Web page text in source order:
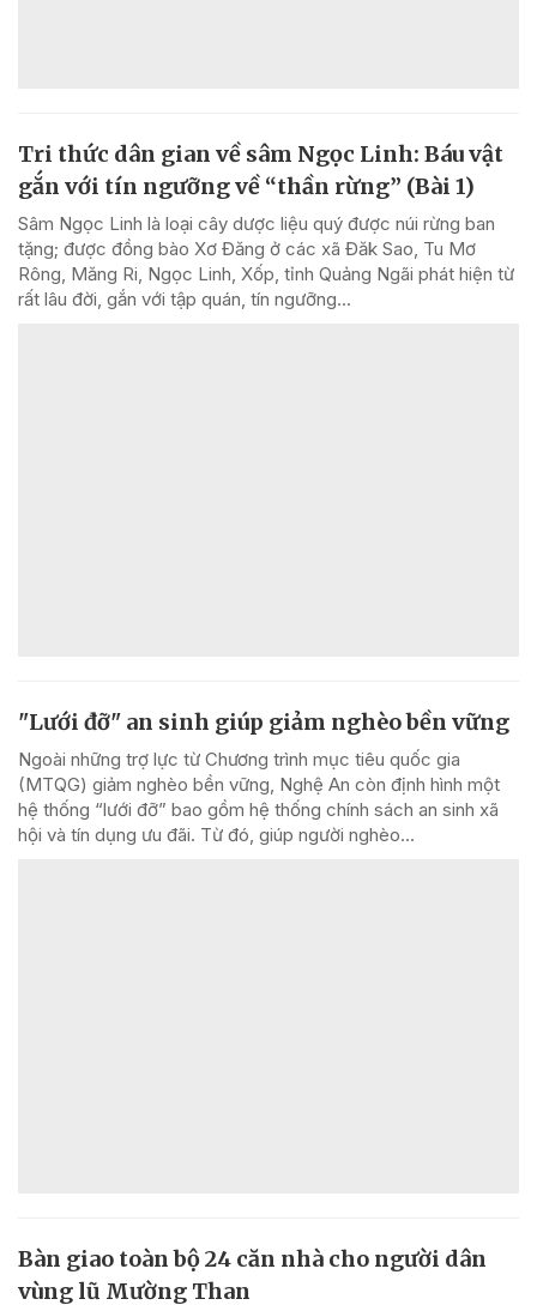
Tri thức dân gian về sâm Ngọc Linh: Báu vật
gắn với tín ngưỡng về “thần rừng” (Bài 1)
Sâm Ngọc Linh là loại cây dược liệu quý được núi rừng ban
tặng; được đồng bào Xơ Đăng ở các xã Đăk Sao, Tu Mơ
Rông, Măng Ri, Ngọc Linh, Xốp, tỉnh Quảng Ngãi phát hiện từ
rất lâu đời, gắn với tập quán, tín ngưỡng...
"Lưới đỡ" an sinh giúp giảm nghèo bền vững
Ngoài những trợ lực từ Chương trình mục tiêu quốc gia
(MTQG) giảm nghèo bền vững, Nghệ An còn định hình một
hệ thống “lưới đỡ” bao gồm hệ thống chính sách an sinh xã
hội và tín dụng ưu đãi. Từ đó, giúp người nghèo...
Bàn giao toàn bộ 24 căn nhà cho người dân
vùng lũ Mường Than